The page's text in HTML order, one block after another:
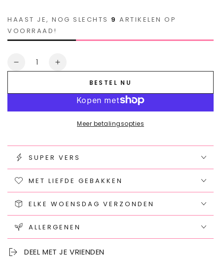
HAAST JE, NOG SLECHTS 9 ARTIKELEN OP
VOORRAAD!
Aantal
Aantal
Verhoog
Glutenvrije
BESTEL NU
Meer betalingsopties
SUPER VERS
MET LIEFDE GEBAKKEN
ELKE WOENSDAG VERZONDEN
ALLERGENEN
DEEL MET JE VRIENDEN